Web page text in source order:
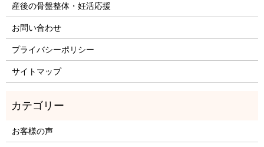
産後の骨盤整体・妊活応援
お問い合わせ
プライバシーポリシー
サイトマップ
お客様の声